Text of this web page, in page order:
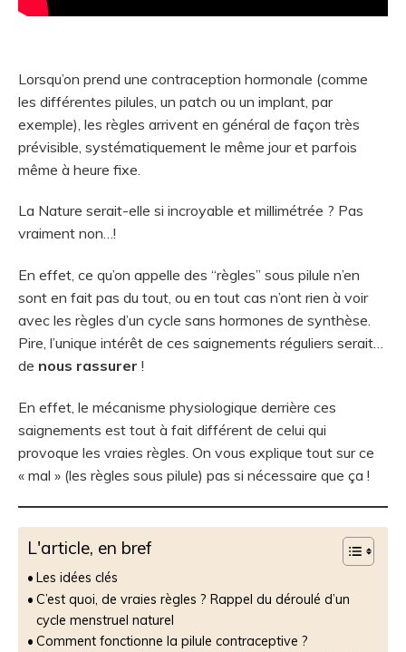
Lorsqu’on prend une contraception hormonale (comme
les différentes pilules, un patch ou un implant, par
exemple), les règles arrivent en général de façon très
prévisible, systématiquement le même jour et parfois
même à heure fixe.
La Nature serait-elle si incroyable et millimétrée ? Pas
vraiment non…!
En effet, ce qu’on appelle des “règles” sous pilule n’en
sont en fait pas du tout, ou en tout cas n’ont rien à voir
avec les règles d’un cycle sans hormones de synthèse.
Pire, l’unique intérêt de ces saignements réguliers serait…
de nous rassurer !
En effet, le mécanisme physiologique derrière ces
saignements est tout à fait différent de celui qui
provoque les vraies règles. On vous explique tout sur ce
« mal » (les règles sous pilule) pas si nécessaire que ça !
L'article, en bref
Les idées clés
C’est quoi, de vraies règles ? Rappel du déroulé d’un
cycle menstruel naturel
Comment fonctionne la pilule contraceptive ?